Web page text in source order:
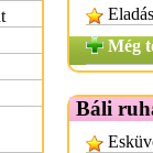
Még
Báli